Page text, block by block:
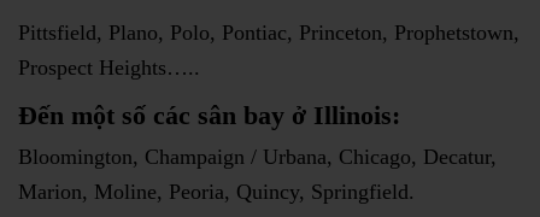
Pittsfield, Plano, Polo, Pontiac, Princeton, Prophetstown,
Prospect Heights…..
Đến một số các sân bay ở Illinois:
Bloomington, Champaign / Urbana, Chicago, Decatur,
Marion, Moline, Peoria, Quincy, Springfield.